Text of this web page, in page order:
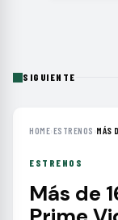
SIGUIENTE
HOME›ESTRENOS ›MÁS
ESTRENOS
Más de